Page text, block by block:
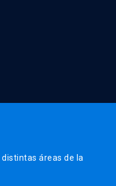
áreas de la